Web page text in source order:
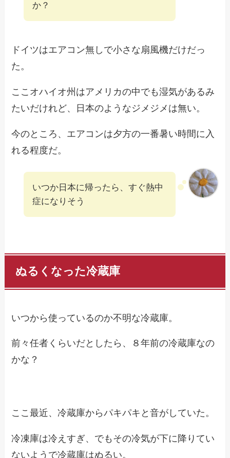
か？
ドイツはエアコン無しで小さな扇風機だけだっ
た。
ここオハイオ州はアメリカの中でも湿気があるみ
たいだけれど、日本のようなジメジメは無い。
今のところ、エアコンは夕方の一番暑い時間に入
れる程度だ。
いつか日本に帰ったら、すぐ熱中
症になりそう
ぬるくなった冷蔵庫
いつから使っているのか不明な冷蔵庫。
前々任者くらいだとしたら、８年前の冷蔵庫なの
かな？
ここ最近、冷蔵庫からパキパキと音がしていた。
冷凍庫は冷えすぎ、でもその冷気が下に降りてい
ないようで冷蔵庫はぬるい。